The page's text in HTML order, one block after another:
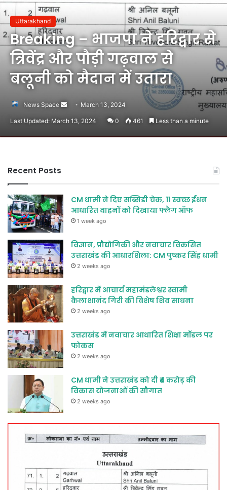
Uttarakhand
Breaking – भाजपा ने हरिद्वार से
त्रिवेंद्र और पौड़ी गढ़वाल से
बलूनी को मैदान में उतारा
News Space
Send March 13, 2024
Last Updated: March 13, 2024 0 461 Less than a minute
Recent Posts
CM धामी ने दिए सब्सिडी चेक, 11 स्वच्छ ईंधन
आधारित वाहनों को दिखाया फ्लैग ऑफ
1 week ago
विज्ञान, प्रौद्योगिकी और नवाचार विकसित
उत्तराखंड की आधारशिला: CM पुष्कर सिंह धामी
2 weeks ago
हरिद्वार में आचार्य महामंडलेश्वर स्वामी
कैलाशानंद गिरी की विशेष शिव साधना
2 weeks ago
उत्तराखंड में नवाचार आधारित शिक्षा मॉडल पर
फोकस
2 weeks ago
CM धामी ने उत्तराखंड को दी ₹4 करोड़ की
विकास योजनाओं की सौगात
2 weeks ago